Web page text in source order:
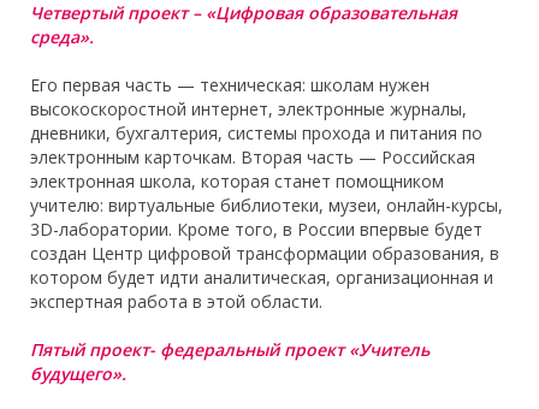
Четвертый проект – «Цифровая образовательная
среда».
Его первая часть — техническая: школам нужен
высокоскоростной интернет, электронные журналы,
дневники, бухгалтерия, системы прохода и питания по
электронным карточкам. Вторая часть — Российская
электронная школа, которая станет помощником
учителю: виртуальные библиотеки, музеи, онлайн-курсы,
3D-лаборатории. Кроме того, в России впервые будет
создан Центр цифровой трансформации образования, в
котором будет идти аналитическая, организационная и
экспертная работа в этой области.
Пятый проект- федеральный проект «Учитель
будущего».